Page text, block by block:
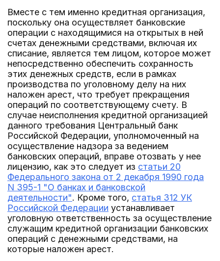
Вместе с тем именно кредитная организация,
поскольку она осуществляет банковские
операции с находящимися на открытых в ней
счетах денежными средствами, включая их
списание, является тем лицом, которое может
непосредственно обеспечить сохранность
этих денежных средств, если в рамках
производства по уголовному делу на них
наложен арест, что требует прекращения
операций по соответствующему счету. В
случае неисполнения кредитной организацией
данного требования Центральный банк
Российской Федерации, уполномоченный на
осуществление надзора за ведением
банковских операций, вправе отозвать у нее
лицензию, как это следует из статьи 20
Федерального закона от 2 декабря 1990 года
N 395-1 "О банках и банковской
деятельности". Кроме того, статья 312 УК
Российской Федерации устанавливает
уголовную ответственность за осуществление
служащим кредитной организации банковских
операций с денежными средствами, на
которые наложен арест.